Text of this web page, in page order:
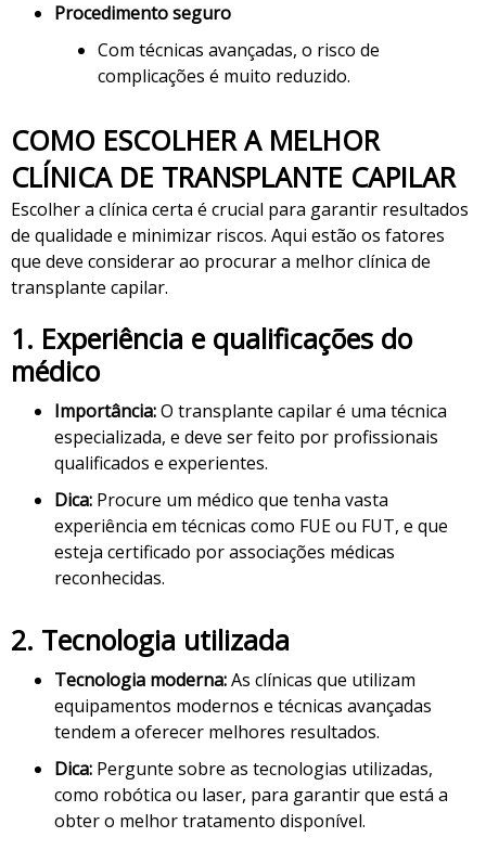
Procedimento seguro
Com técnicas avançadas, o risco de
complicações é muito reduzido.
COMO ESCOLHER A MELHOR
CLÍNICA DE TRANSPLANTE CAPILAR
Escolher a clínica certa é crucial para garantir resultados
de qualidade e minimizar riscos. Aqui estão os fatores
que deve considerar ao procurar a melhor clínica de
transplante capilar.
1. Experiência e qualificações do
médico
Importância:O transplante capilar é uma técnica
especializada, e deve ser feito por profissionais
qualificados e experientes.
Dica: Procure um médico que tenha vasta
experiência em técnicas como FUE ou FUT, e que
esteja certificado por associações médicas
reconhecidas.
2. Tecnologia utilizada
Tecnologia moderna:As clínicas que utilizam
equipamentos modernos e técnicas avançadas
tendem a oferecer melhores resultados.
Dica: Pergunte sobre as tecnologias utilizadas,
como robótica ou laser, para garantir que está a
obter o melhor tratamento disponível.